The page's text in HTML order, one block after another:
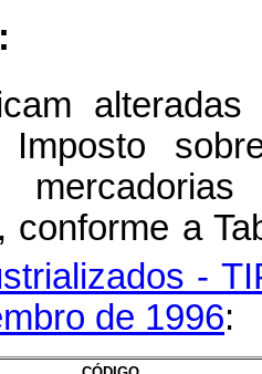
alteradas
conforme a
-
de 1996: